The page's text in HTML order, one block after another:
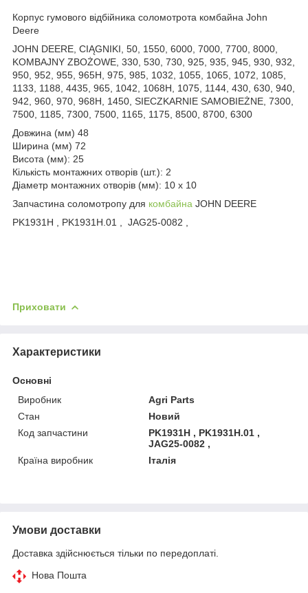
Корпус гумового відбійника соломотрота комбайна John
Deere
JOHN DEERE, CIĄGNIKI, 50, 1550, 6000, 7000, 7700, 8000,
KOMBAJNY ZBOŻOWE, 330, 530, 730, 925, 935, 945, 930, 932,
950, 952, 955, 965H, 975, 985, 1032, 1055, 1065, 1072, 1085,
1133, 1188, 4435, 965, 1042, 1068H, 1075, 1144, 430, 630, 940,
942, 960, 970, 968H, 1450, SIECZKARNIE SAMOBIEŻNE, 7300,
7500, 1185, 7300, 7500, 1165, 1175, 8500, 8700, 6300
Довжина (мм) 48
Ширина (мм) 72
Висота (мм): 25
Кількість монтажних отворів (шт.): 2
Діаметр монтажних отворів (мм): 10 х 10
Запчастина соломотропу для комбайна JOHN DEERE
PK1931H , PK1931H.01 , JAG25-0082 ,
Приховати
Характеристики
Основні
Виробник
Agri Parts
Стан
Новий
Код запчастини
PK1931H , PK1931H.01 ,
JAG25-0082 ,
Країна виробник
Італія
Умови доставки
Доставка здійснюється тільки по передоплаті.
Нова Пошта